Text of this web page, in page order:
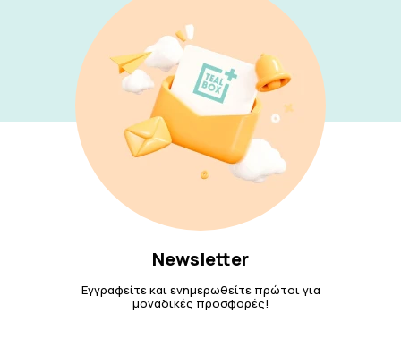
Newsletter
Εγγραφείτε και ενημερωθείτε πρώτοι για
μοναδικές προσφορές!